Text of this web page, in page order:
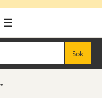
Sök